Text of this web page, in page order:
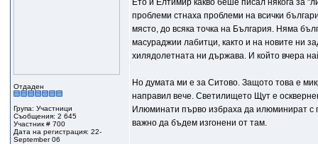
Отдаден
Група: Участници
Съобщения: 2 645
Участник # 700
Дата на регистрация: 22-
September 06
Ето и Елтимир какво беше писал някога за
проблеми стнаха проблеми на всички
място, до всяка точка на България. Няма
масураджии лабитци, както и на новите ни
хилядолетната ни държава. И който вчера
Но думата ми е за Ситово. Защото това е
направил вече. Светилището Щут е
Илюминати първо избраха да илюминират с
важно да бъдем изгонени от там.